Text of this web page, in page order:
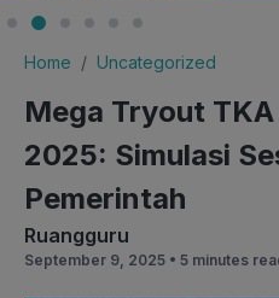
Home Uncategorized
Mega Tryout TKA
2025: Simulasi
Pemerintah
Ruangguru
September 9, 2025 • 5 minutes